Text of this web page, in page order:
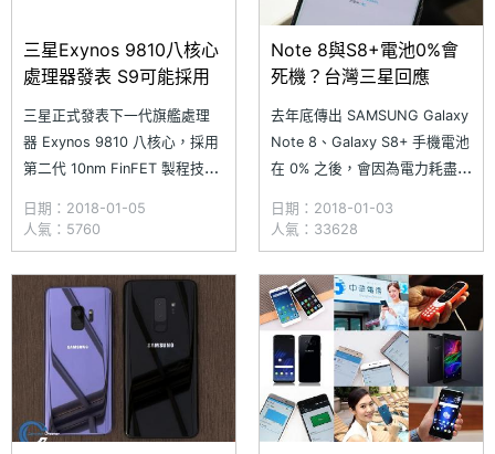
三星Exynos 9810八核心
處理器發表 S9可能採用
三星正式發表下一代旗艦處理
器 Exynos 9810 八核心，採用
第二代 10nm FinFET 製程技
訂製的 CPU，時脈最高可達
到 2.9GHz，另有四個核心針對
效率進行優化，內建具有 18 核
心的 ARM Mali-G72 GPU，改
成第二代 Bifrost 架構。
日期：2018-01-05
人氣：5760
Note 8與S8+電池0%會
死機？台灣三星回應
去年底傳出 SAMSUNG Galaxy
Note 8、Galaxy S8+ 手機電池
在 0% 之後，會因為電力耗盡便
情況。台灣三星回應，目前僅接
獲少數案例，且每個國家發生的
狀況不完全一樣，總部還在檢測
了解中，消費者若有類似狀況，
可與客服聯繫。台灣三星電子行
動與資訊事業部
日期：2018-01-03
人氣：33628